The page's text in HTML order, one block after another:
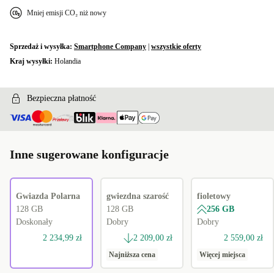
Mniej emisji CO₂ niż nowy
Sprzedaż i wysyłka: Smartphone Company wszystkie oferty
Kraj wysyłki: Holandia
Bezpieczna płatność
Inne sugerowane konfiguracje
Gwiazda Polarna
128 GB
Doskonały
2 234,99 zł
gwiezdna szarość
128 GB
Dobry
2 209,00 zł
Najniższa cena
fioletowy
256 GB
Dobry
2 559,00 zł
Więcej miejsca